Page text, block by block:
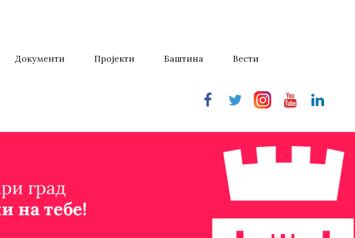
Документи Пројекти Баштина Вести
FacebookTwitterInstragramYoutubeLinkedin